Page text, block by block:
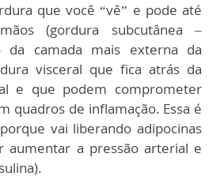
que você “vê” e pode até
(gordura subcutânea –
da camada mais externa da
visceral que fica atrás da
e que podem comprometer
quadros de inflamação. Essa é
vai liberando adipocinas
aumentar a pressão arterial e